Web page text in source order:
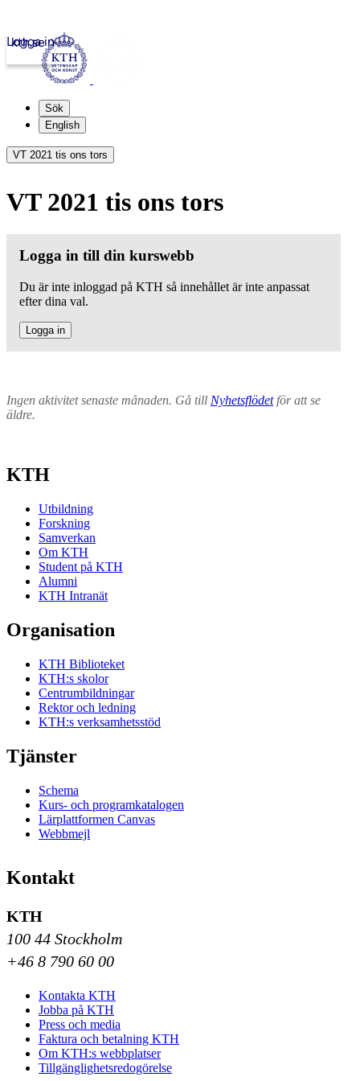
kth.se
Logga in
Sök
English
VT 2021 tis ons tors
VT 2021 tis ons tors
Logga in till din kurswebb
Du är inte inloggad på KTH så innehållet är inte anpassat
efter dina val.
Logga in
Ingen aktivitet senaste månaden. Gå till Nyhetsflödetför att se
äldre.
KTH
Utbildning
Forskning
Samverkan
Om KTH
Student på KTH
Alumni
KTH Intranät
Organisation
KTH Biblioteket
KTH:s skolor
Centrumbildningar
Rektor och ledning
KTH:s verksamhetsstöd
Tjänster
Schema
Kurs- och programkatalogen
Lärplattformen Canvas
Webbmejl
Kontakt
KTH
100 44 Stockholm
+46 8 790 60 00
Kontakta KTH
Jobba på KTH
Press och media
Faktura och betalning KTH
Om KTH:s webbplatser
Tillgänglighetsredogörelse